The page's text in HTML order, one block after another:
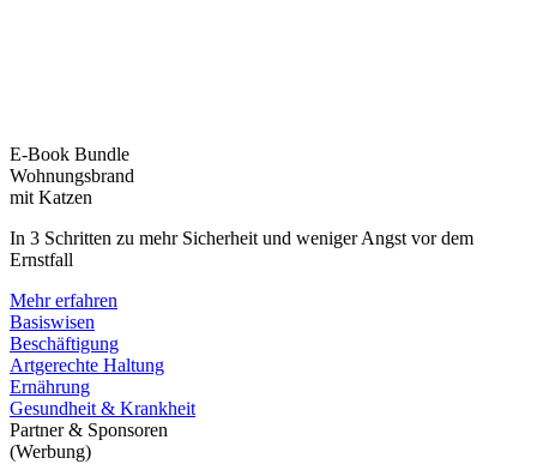
E-Book Bundle
Wohnungsbrand
mit Katzen
In 3 Schritten zu mehr Sicherheit und weniger Angst vor dem
Ernstfall
Mehr erfahren
Basiswisen
Beschäftigung
Artgerechte Haltung
Ernährung
Gesundheit & Krankheit
Partner & Sponsoren
(Werbung)